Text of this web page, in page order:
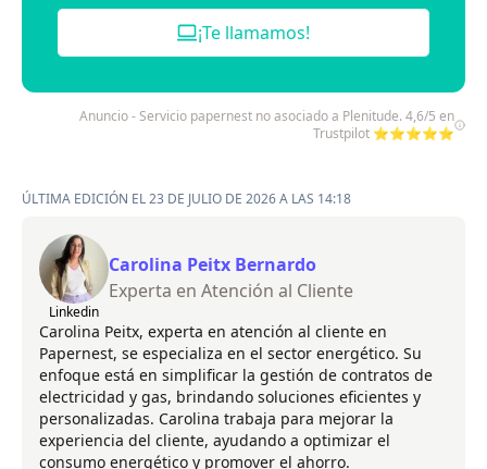
¡Te llamamos!
Anuncio - Servicio papernest no asociado a Plenitude. 4,6/5 en
Trustpilot ⭐⭐⭐⭐⭐
ÚLTIMA EDICIÓN EL 23 DE JULIO DE 2026 A LAS 14:18
Linkedin
Carolina Peitx Bernardo
Experta en Atención al Cliente
Carolina Peitx, experta en atención al cliente en
Papernest, se especializa en el sector energético. Su
enfoque está en simplificar la gestión de contratos de
electricidad y gas, brindando soluciones eficientes y
personalizadas. Carolina trabaja para mejorar la
experiencia del cliente, ayudando a optimizar el
consumo energético y promover el ahorro.